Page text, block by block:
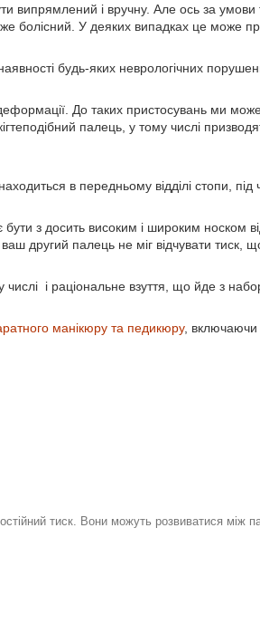
випрямлений і вручну. Але ось за умови
болісний. У деяких випадках це може
будь-яких неврологічних
До таких пристосувань ми
палець, у тому числі
в передньому відділі стопи, під
бути з досить високим і широким носком
другий палець не міг відчувати тиск,
і раціональне взуття, що йде з
манікюру та педикюру, включаючи
тиск. Вони можуть розвиватися між